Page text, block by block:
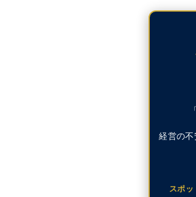
経営の不
スポッ